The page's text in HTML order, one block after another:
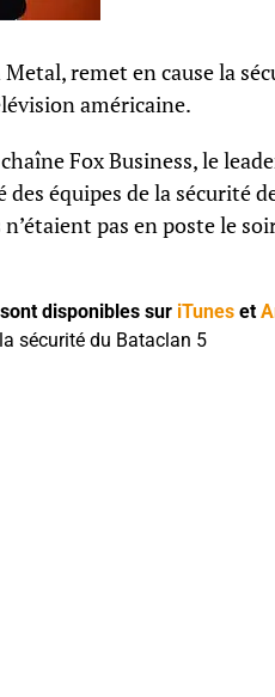
remet en cause la
américaine.
Fox Business, le
équipes de la sécurité
pas en poste le
disponibles sur iTuneset